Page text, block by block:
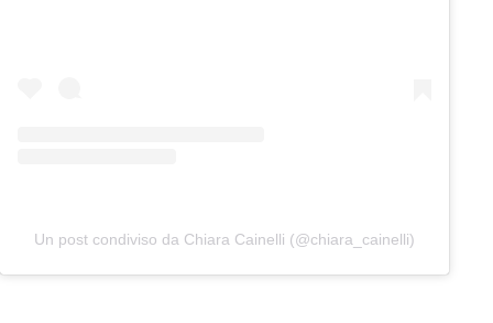
Un post condiviso da Chiara Cainelli (@chiara_cainelli)